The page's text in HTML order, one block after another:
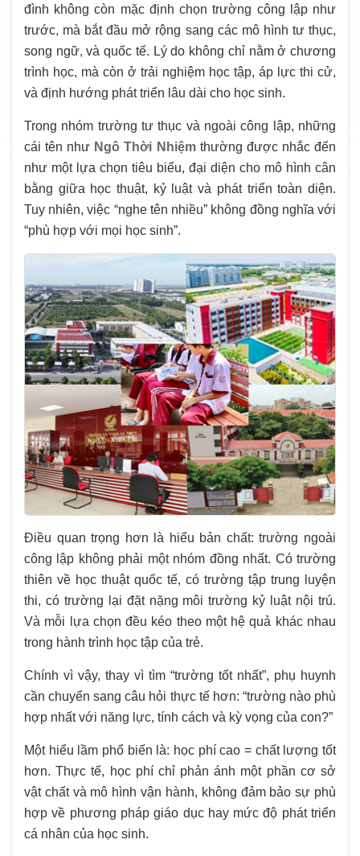
đình không còn mặc định chọn trường công lập như
trước, mà bắt đầu mở rộng sang các mô hình tư thục,
song ngữ, và quốc tế. Lý do không chỉ nằm ở chương
trình học, mà còn ở trải nghiệm học tập, áp lực thi cử,
và định hướng phát triển lâu dài cho học sinh.
Trong nhóm trường tư thục và ngoài công lập, những
cái tên như Ngô Thời Nhiệmthường được nhắc đến
như một lựa chọn tiêu biểu, đại diện cho mô hình cân
bằng giữa học thuật, kỷ luật và phát triển toàn diện.
Tuy nhiên, việc “nghe tên nhiều” không đồng nghĩa với
“phù hợp với mọi học sinh”.
Điều quan trọng hơn là hiểu bản chất: trường ngoài
công lập không phải một nhóm đồng nhất. Có trường
thiên về học thuật quốc tế, có trường tập trung luyện
thi, có trường lại đặt nặng môi trường kỷ luật nội trú.
Và mỗi lựa chọn đều kéo theo một hệ quả khác nhau
trong hành trình học tập của trẻ.
Chính vì vậy, thay vì tìm “trường tốt nhất”, phụ huynh
cần chuyển sang câu hỏi thực tế hơn: “trường nào phù
hợp nhất với năng lực, tính cách và kỳ vọng của con?”
Một hiểu lầm phổ biến là: học phí cao = chất lượng tốt
hơn. Thực tế, học phí chỉ phản ánh một phần cơ sở
vật chất và mô hình vận hành, không đảm bảo sự phù
hợp về phương pháp giáo dục hay mức độ phát triển
cá nhân của học sinh.